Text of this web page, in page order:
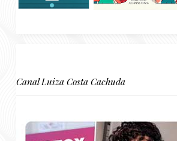
Canal Luiza Costa Cachuda